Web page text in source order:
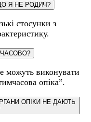
Я НЕ РОДИЧ?
стосунки з
можуть виконувати
опіка”.
ОПІКИ НЕ ДАЮТЬ